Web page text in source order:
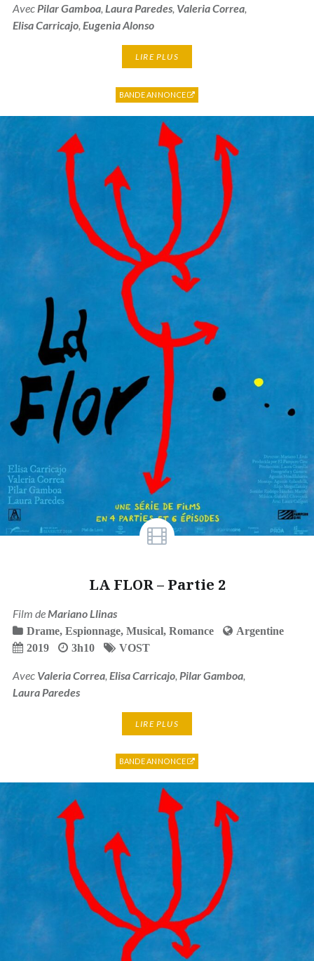
AvecPilar Gamboa, Laura Paredes, Valeria Correa,
Elisa Carricajo, Eugenia Alonso
LIRE PLUS
BANDE ANNONCE
LA FLOR – Partie 2
Film deMariano Llinas
Drame, Espionnage, Musical, Romance
Argentine
2019
3h10 VOST
Avec Valeria Correa, Elisa Carricajo, Pilar Gamboa,
Laura Paredes
LIRE PLUS
BANDE ANNONCE